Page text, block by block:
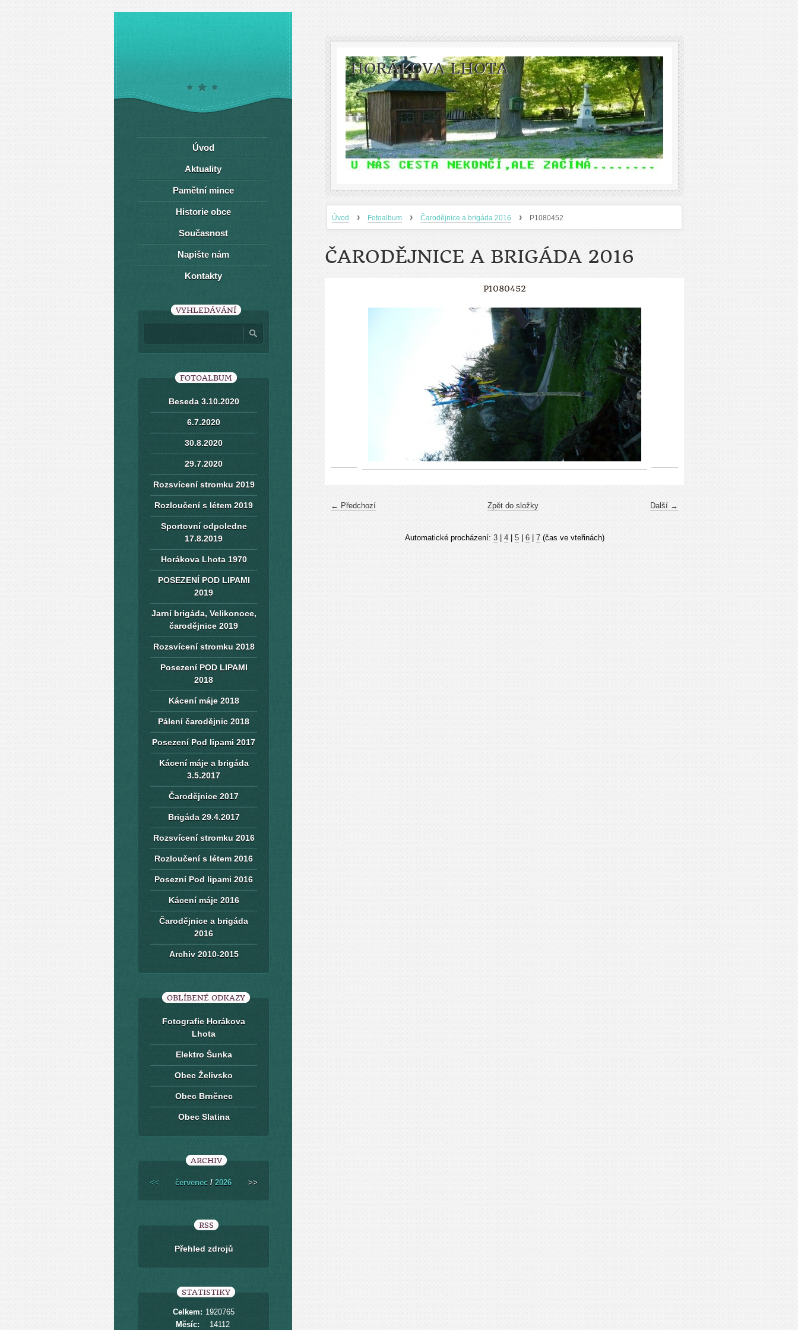
HORÁKOVA LHOTA
Úvod › Fotoalbum › Čarodějnice a brigáda 2016 › P1080452
ČARODĚJNICE A BRIGÁDA 2016
P1080452
← Předchozí Další →
Zpět do složky
Automatické procházení: 3| 4| 5| 6| 7(čas ve vteřinách)
Úvod
Aktuality
Pamětní mince
Historie obce
Současnost
Napište nám
Kontakty
VYHLEDÁVÁNÍ
FOTOALBUM
Beseda 3.10.2020
6.7.2020
30.8.2020
29.7.2020
Rozsvícení stromku 2019
Rozloučení s létem 2019
Sportovní odpoledne
17.8.2019
Horákova Lhota 1970
POSEZENÍ POD LIPAMI
2019
Jarní brigáda, Velikonoce,
čarodějnice 2019
Rozsvícení stromku 2018
Posezení POD LIPAMI
2018
Kácení máje 2018
Pálení čarodějnic 2018
Posezení Pod lipami 2017
Kácení máje a brigáda
3.5.2017
Čarodějnice 2017
Brigáda 29.4.2017
Rozsvícení stromku 2016
Rozloučení s létem 2016
Posezní Pod lipami 2016
Kácení máje 2016
Čarodějnice a brigáda
2016
Archiv 2010-2015
OBLÍBENÉ ODKAZY
Fotografie Horákova
Lhota
Elektro Šunka
Obec Želivsko
Obec Brněnec
Obec Slatina
ARCHIV
<< červenec / 2026 >>
RSS
Přehled zdrojů
STATISTIKY
Celkem: 1920765
Měsíc:
14112